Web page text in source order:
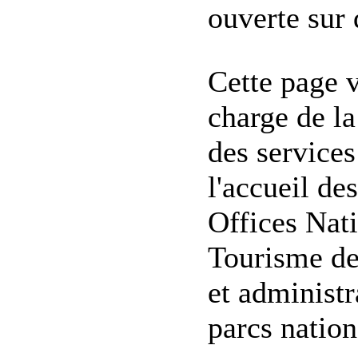
ouverte sur
Cette page
charge de
des
l'accueil
Offices
Tourisme
et
parcs